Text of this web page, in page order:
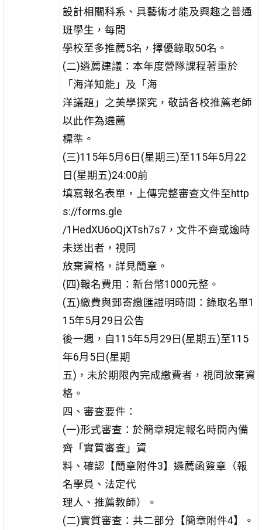
設計相關科系、具藝術才能及興趣之普通
班學生，每間
學校至多推薦5名，擇優錄取50名。
(二)遴薦建議：本年度營隊課程著重於
「海洋知能」及「海
洋議題」之美學探究，敬請各校推薦老師
以此作為遴薦
標準。
(三)115年5月6日(星期三)至115年5月22
日(星期五)24:00前
填寫報名表單，上傳完整審查文件至http
s://forms.gle
/1HedXU6oQjXTsh7s7，文件不齊或逾時
未送出者，視同
放棄資格，詳見簡章。
(四)報名費用：新台幣1000元整。
(五)繳費與郵寄繳匯證明時間：錄取名單1
15年5月29日公告
後一週，自115年5月29日(星期五)至115
年6月5日(星期
五)，未於期限內完成繳費者，視同放棄資
格。
四、審查要件：
(一)形式審查：於簡章規定報名時間內備
齊「實質審查」資
料、確認【簡章附件3】遴薦函簽章（報
名學員、法定代
理人、推薦教師）。
(二)實質審查：共二部分【簡章附件4】。